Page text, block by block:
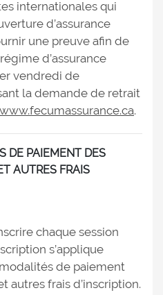
internationales qui
d’assurance
une preuve afin de
d’assurance
vendredi de
la demande de retrait
www.fecumassurance.ca.
DE PAIEMENT DES
AUTRES FRAIS
chaque session
s’applique
de paiement
autres frais d’inscription.